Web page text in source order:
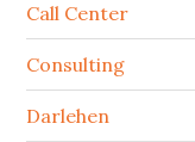
Call Center
Consulting
Darlehen